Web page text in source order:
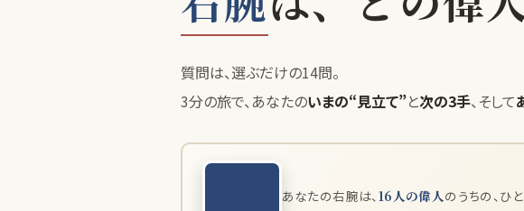
質問は、選ぶだけの14問。
3分の旅で、あなたのいまの“見立て”と次の3手、そして
あなたの右腕は、 16人の偉人のうちの、ひと